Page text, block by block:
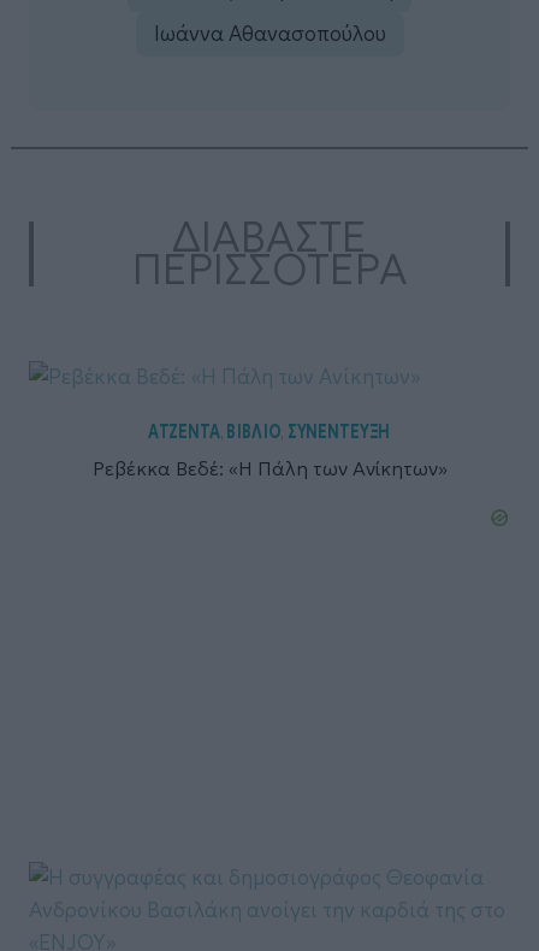
Ιωάννα Αθανασοπούλου
ΔΙΑΒΑΣΤΕ
ΠΕΡΙΣΣΟΤΕΡΑ
ΑΤΖΕΝΤΑ,ΒΙΒΛΙΟ, ΣΥΝΕΝΤΕΥΞΗ
Ρεβέκκα Βεδέ: «Η Πάλη των Ανίκητων»